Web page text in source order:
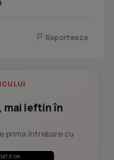
Raporteaza
mai ieftin în
prima întrebare cu